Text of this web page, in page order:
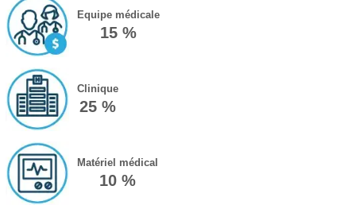
Equipe médicale
15 %
Clinique
25 %
Matériel médical
10 %